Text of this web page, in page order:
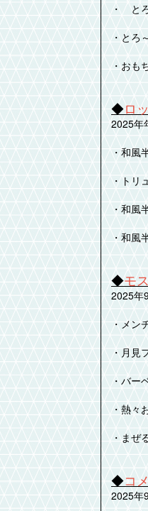
・ と
・とろ
・おも
◆ロ
2025年
・和風
・トリ
・和風
・和風
◆モ
2025年
・メン
・月見
・バー
・熱々
・まぜ
◆コ
2025年